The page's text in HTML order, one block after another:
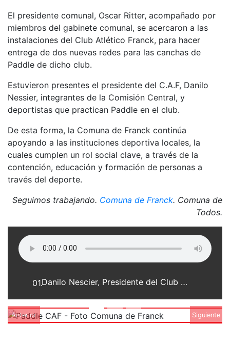
El presidente comunal, Oscar Ritter, acompañado por
miembros del gabinete comunal, se acercaron a las
instalaciones del Club Atlético Franck, para hacer
entrega de dos nuevas redes para las canchas de
Paddle de dicho club.
Estuvieron presentes el presidente del C.A.F, Danilo
Nessier, integrantes de la Comisión Central, y
deportistas que practican Paddle en el club.
De esta forma, la Comuna de Franck continúa
apoyando a las instituciones deportiva locales, la
cuales cumplen un rol social clave, a través de la
contención, educación y formación de personas a
través del deporte.
Seguimos trabajando. Comuna de Franck. Comuna de
Todos.
01. Danilo Nescier, Presidente del Club Atlético Franck
Anterior Siguiente